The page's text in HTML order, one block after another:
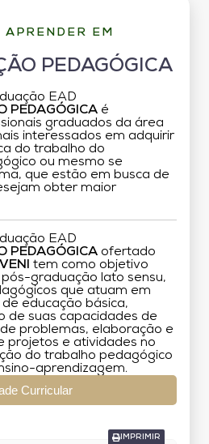
EM
PEDAGÓGICA
EAD
PEDAGÓGICA é
graduados da área
interessados em adquirir
do trabalho do
ou mesmo se
que estão em busca de
obter maior
EAD
PEDAGÓGICA ofertado
tem como objetivo
graduação lato sensu,
que atuam em
educação básica,
de suas capacidades de
problemas, elaboração e
projetos e atividades no
do trabalho pedagógico
aprendizagem.
Curricular
IMPRIMIR